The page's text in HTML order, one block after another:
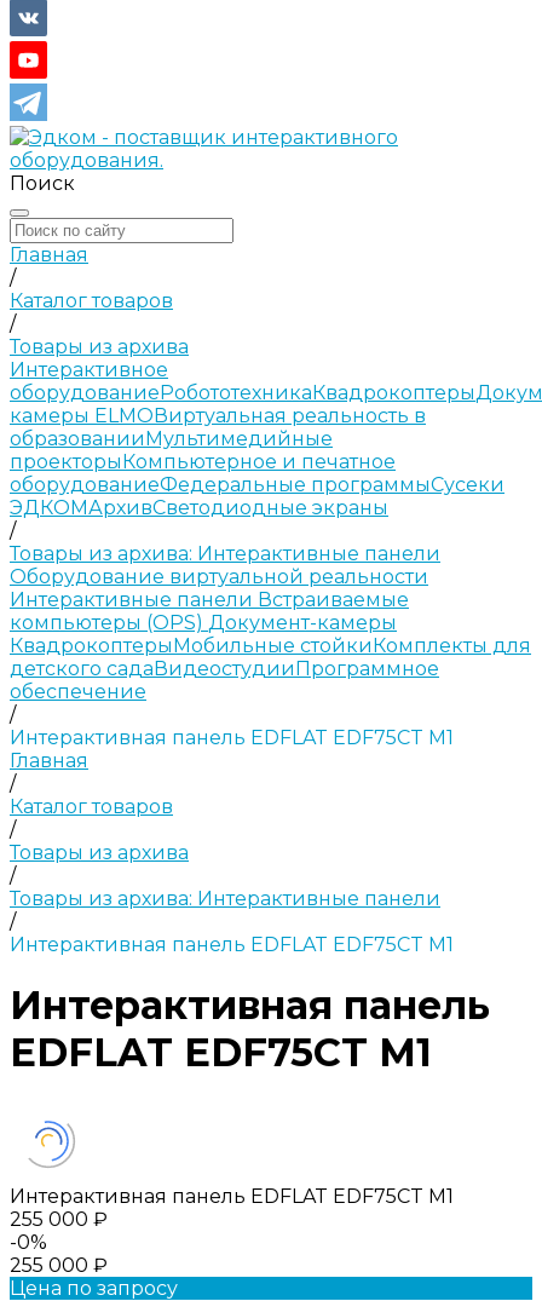
Поиск
Главная
/
Каталог товаров
/
Товары из архива
Интерактивное
оборудованиеРобототехникаКвадрокоптеры
камеры ELMOВиртуальная реальность в
образованииМультимедийные
проекторыКомпьютерное и печатное
оборудованиеФедеральные программыСусеки
ЭДКОМАрхивСветодиодные экраны
/
Товары из архива: Интерактивные панели
Оборудование виртуальной реальности
Интерактивные панели Встраиваемые
компьютеры (OPS) Документ-камеры
КвадрокоптерыМобильные стойкиКомплекты для
детского садаВидеостудииПрограммное
обеспечение
/
Интерактивная панель EDFLAT EDF75CT M1
Главная
/
Каталог товаров
/
Товары из архива
/
Товары из архива: Интерактивные панели
/
Интерактивная панель EDFLAT EDF75CT M1
Интерактивная панель
EDFLAT EDF75CT M1
Интерактивная панель EDFLAT EDF75CT M1
255 000 ₽
-0%
255 000 ₽
Цена по запросу